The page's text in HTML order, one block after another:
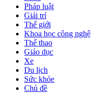
Pháp luật
Giải trí
Thế giới
Khoa học công nghệ
Thể thao
Giáo dục
Xe
Du lịch
Sức khỏe
Chủ đề